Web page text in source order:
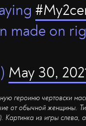
made on
May 30,
героиню чертовски
от обычной женщины.
из игры слева,